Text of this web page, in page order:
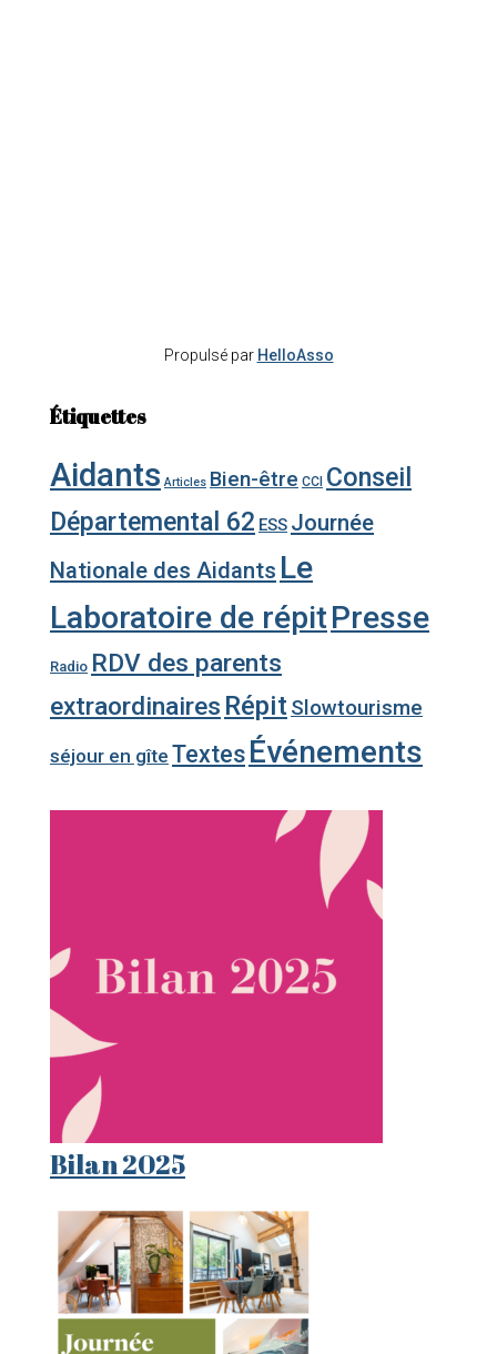
Propulsé par HelloAsso
Étiquettes
Aidants Articles Bien-être CCI Conseil
Départemental 62 ESS Journée
Nationale des Aidants Le
Laboratoire de répitPresse
Radio RDV des parents
extraordinaires RépitSlowtourisme
séjour en gîte Textes Événements
Bilan 2025